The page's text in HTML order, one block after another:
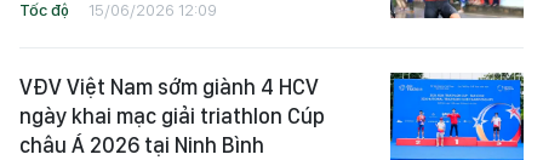
Tốc độ 15/06/2026 12:09
VĐV Việt Nam sớm giành 4 HCV
ngày khai mạc giải triathlon Cúp
châu Á 2026 tại Ninh Bình